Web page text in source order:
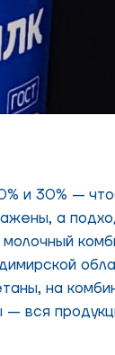
и 30% —
а
на
— вся